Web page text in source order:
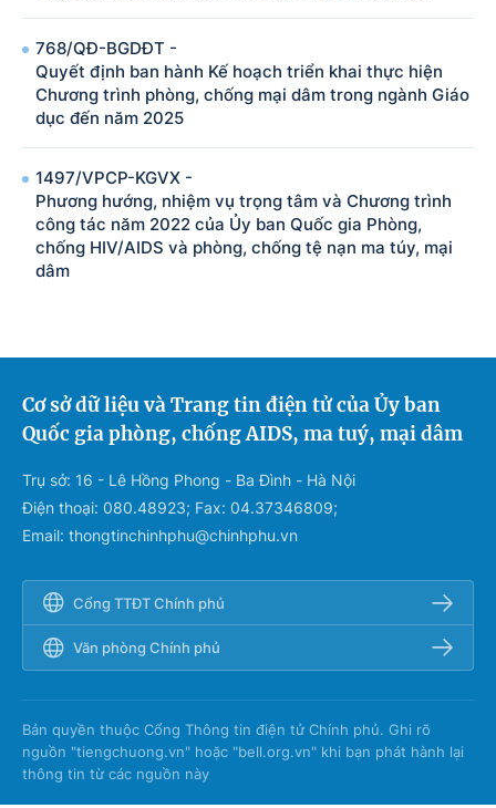
768/QÐ-BGDÐT -
Quyết định ban hành Kế hoạch triển khai thực hiện
Chương trình phòng, chống mại dâm trong ngành Giáo
dục đến năm 2025
1497/VPCP-KGVX -
Phương hướng, nhiệm vụ trọng tâm và Chương trình
công tác năm 2022 của Ủy ban Quốc gia Phòng,
chống HIV/AIDS và phòng, chống tệ nạn ma túy, mại
dâm
Cơ sở dữ liệu và Trang tin điện tử của Ủy ban
Quốc gia phòng, chống AIDS, ma tuý, mại dâm
Trụ sở: 16 - Lê Hồng Phong - Ba Đình - Hà Nội
Điện thoại: 080.48923; Fax: 04.37346809;
Email: thongtinchinhphu@chinhphu.vn
Cổng TTĐT Chính phủ
Văn phòng Chính phủ
Bản quyền thuộc Cổng Thông tin điện tử Chính phủ. Ghi rõ
nguồn "tiengchuong.vn" hoặc "bell.org.vn" khi bạn phát hành lại
thông tin từ các nguồn này